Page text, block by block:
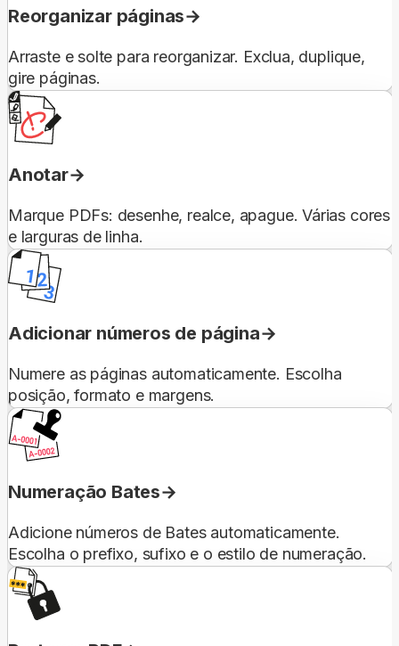
Reorganizar páginas
Arraste e solte para reorganizar. Exclua, duplique,
gire páginas.
Anotar
Marque PDFs: desenhe, realce, apague. Várias cores
e larguras de linha.
Adicionar números de página
Numere as páginas automaticamente. Escolha
posição, formato e margens.
Numeração Bates
Adicione números de Bates automaticamente.
Escolha o prefixo, sufixo e o estilo de numeração.